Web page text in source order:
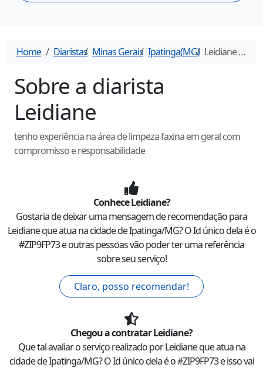
Home Diaristas Minas Gerais Ipatinga(MG) Leidiane- Diarista em
Sobre a diarista
Leidiane
tenho experiência na área de limpeza faxina em geral com
compromisso e responsabilidade
ConheceLeidiane?
Gostaria de deixar uma mensagem de recomendação para
Leidianeque atua na cidade deIpatinga/MG? O Id único dela é o
#ZIP9FP73e outras pessoas vão poder ter uma referência
sobre seu serviço!
Claro, posso recomendar!
Chegou a contratarLeidiane?
Que tal avaliar o serviço realizado porLeidianeque atua na
cidade deIpatinga/MG? O Id único dela é o #ZIP9FP73e isso vai